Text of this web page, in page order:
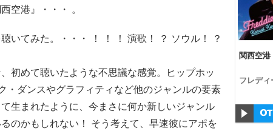
関西空港
フレディ
空港』・・・ 。
いてみた。・・・ ！ ！ ！ 演歌！ ？ ソウル！ ？
初めて聴いたような不思議な感覚。ヒップホッ
・ダンスやグラフィティなど他のジャンルの要素
生まれたように、今まさに何か新しいジャンル
のかもしれない！ そう考えて、早速彼にアポを